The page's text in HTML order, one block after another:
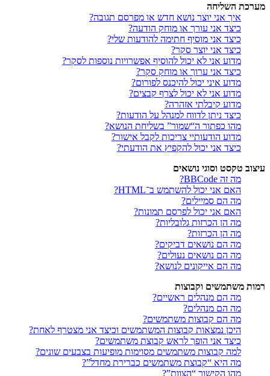
מערכת השליחה
איך אני יוצר נושא חדש או מפרסם תגובה?
כיצד אני עורך או מוחק הודעה?
כיצד אני מוסיף חתימה להודעות שלי?
כיצד אני יוצר סקר?
מדוע אני לא יכול להוסיף אפשרויות נוספות לסקר?
כיצד אני ערוך או מוחק סקר?
מדוע איני יכול להיכנס לפורום?
מדוע אני לא יכול לצרף קבצים?
מדוע קיבלתי אזהרה?
כיצד ניתן לדווח למנהל על הודעות?
מהו כפתור ה“שמור” בשליחת הנושא?
מדוע הודעותיי צריכות לקבל אישור?
כיצד אני יכול להקפיץ את הודעתי?
עיצוב טקסט וסוגי נושאים
מה זה BBCode?
האם אני יכול להשתמש ב־HTML?
מה הם סמיילים?
האם אני יכול לפרסם תמונות?
מה הן הכרזות גלובליות?
מה הן הכרזות?
מה הם נושאים דביקים?
מה הם נושאים נעולים?
מה הם אייקונים לנושא?
רמות משתמשים וקבוצות
מה הם מנהלים ראשיים?
מה הם מנהלים?
מה הם קבוצות משתמשים?
היכן נמצאות קבוצות המשתמשים וכיצד אני מצטרף לאחת?
כיצד אני הופך לראש קבוצת משתמשים?
למה קבוצות משתמשים מסוימות מופיעות בצבעים שונים?
מה היא “קבוצת משתמשים כברירת מחדל”?
מהו הקישור “הצוות”?